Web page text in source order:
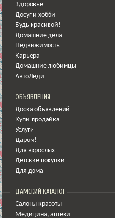
Здоровье
Досуг и хобби
Будь красивой!
Домашние дела
Недвижимость
Карьера
Домашние любимцы
АвтоЛеди
ОБЪЯВЛЕНИЯ
Доска объявлений
Купи-продайка
Услуги
Даром!
Для взрослых
Детские покупки
Для дома
ДАМСКИЙ КАТАЛОГ
Салоны красоты
Медицина, аптеки